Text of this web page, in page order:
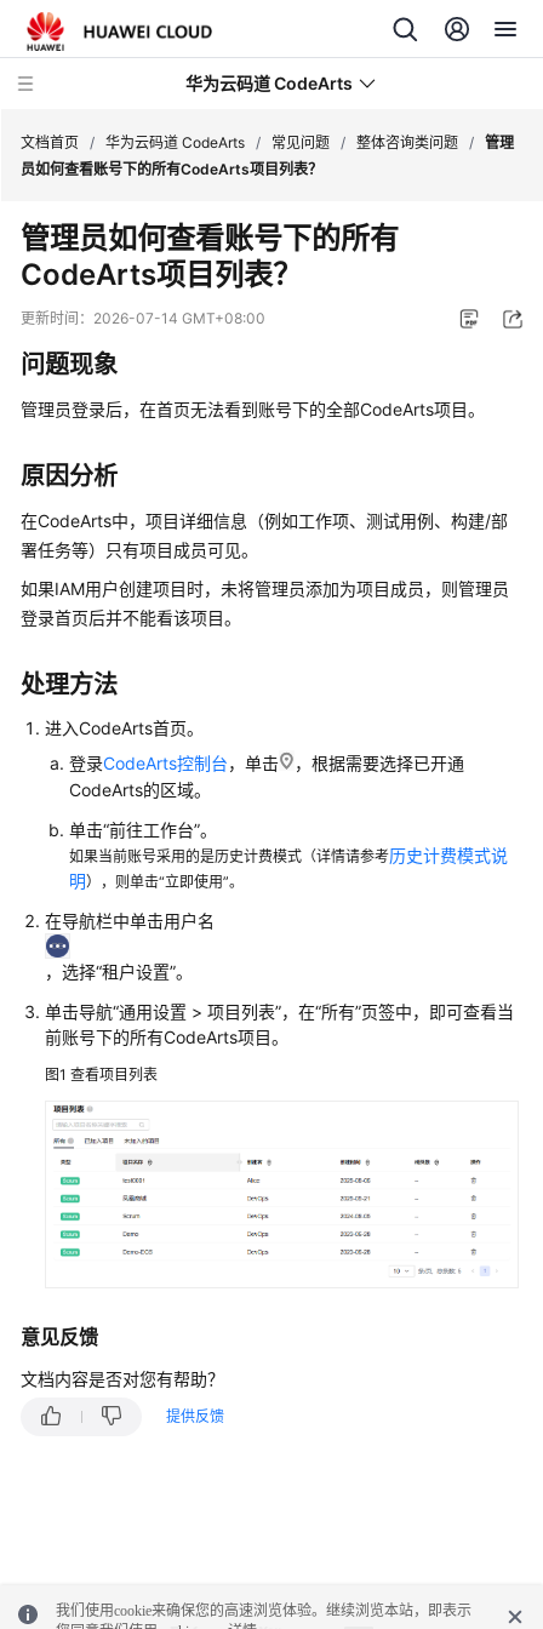
华为云码道 CodeArts
品
介
计
费
说
快
速
入
用
指
最
践
参
考
常
见
题
整
体
咨
询
类
求
管
代
文档首页 / 华为云码道 CodeArts / 常见问题 / 整体咨询类问题 / 管理
员如何查看账号下的所有CodeArts项目列表？
管理员如何查看账号下的所有
CodeArts项目列表？
更新时间： 2026-07-14 GMT+08:00
问题现象
管理员登录后，在首页无法看到账号下的全部CodeArts项目。
原因分析
在CodeArts中，项目详细信息（例如工作项、测试用例、构建/部
署任务等）只有项目成员可见。
如果IAM用户创建项目时，未将管理员添加为项目成员，则管理员
登录首页后并不能看该项目。
处理方法
进入CodeArts首页。
登录CodeArts控制台，单击
，根据需要选择已开通
CodeArts的区域。
单击“前往工作台”。
如果当前账号采用的是历史计费模式（详情请参考历史计费模式说
明），则单击“立即使用”。
在导航栏中单击用户名
，选择“租户设置”。
单击导航“通用设置 > 项目列表”，在“所有”页签中，即可查看当
前账号下的所有CodeArts项目。
图1 查看项目列表
意见反馈
文档内容是否对您有帮助？
提供反馈
我们使用cookie来确保您的高速浏览体验。继续浏览本站，即表示